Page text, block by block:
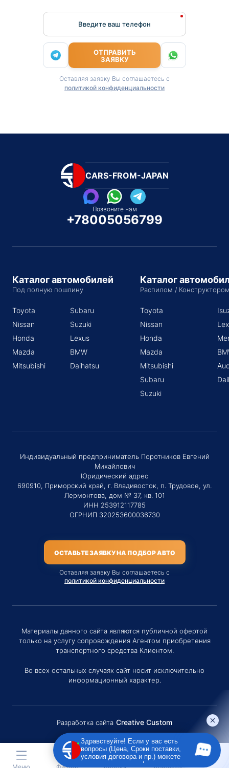
Введите ваш телефон
ОТПРАВИТЬ
ЗАЯВКУ
Оставляя заявку Вы соглашаетесь с
политикой конфиденциальности
CARS-FROM-JAPAN
Позвоните нам
+78005056799
Каталог автомобилей
Под полную пошлину
Toyota
Nissan
Honda
Mazda
Mitsubishi
Subaru
Suzuki
Lexus
BMW
Daihatsu
Каталог
Распилом /
Toyota
Nissan
Honda
Mazda
Mitsubishi
Subaru
Suzuki
Индивидуальный предприниматель Поротников Евгений
Михайлович
Юридический адрес
690910, Приморский край, г. Владивосток, п. Трудовое, ул.
Лермонтова, дом № 37, кв. 101
ИНН 253912117785
ОГРНИП 320253600036730
ОСТАВЬТЕ ЗАЯВКУ НА ПОДБОР АВТО
Оставляя заявку Вы соглашаетесь с
политикой конфиденциальности
Материалы данного сайта являются публичной офертой
только на услугу сопровождения Агентом приобретения
транспортного средства Клиентом.
Во всех остальных случаях сайт носит исключительно
информационный характер.
Разработка сайта Creative Custom
Меню Фильтр Каталог Контакты
Здравствуйте! Если у вас есть
вопросы (Цена, Сроки поставки,
условия договора и пр.) можете
задать их мне в чат!